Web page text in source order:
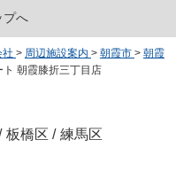
プへ
> 周辺施設案内 > 朝霞市 > 朝霞
ト 朝霞膝折三丁目店
板橋区 / 練馬区